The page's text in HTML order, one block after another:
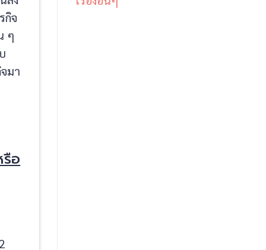
กิจ
ๆ
มา
อ